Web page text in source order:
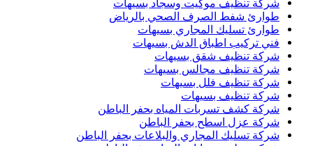
شركة تنظيف موكيت وسجاد بسيهات
طوارئ شفط الصرف الصحي بالرياض
طوارئ تسليك المجاري بسيهات
فني تركيب اطباق الدش بسيهات
شركة تنظيف شقق بسيهات
شركة تنظيف مجالس بسيهات
شركة تنظيف فلل بسيهات
شركة تنظيف بسيهات
شركة كشف تسربات المياه بحفر الباطن
شركة عزل اسطح بحفر الباطن
شركة تسليك المجاري والبلاعات بحفر الباطن